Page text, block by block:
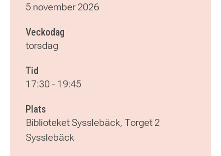
5 november 2026
Veckodag
torsdag
Tid
17:30 - 19:45
Plats
Biblioteket Sysslebäck, Torget 2
Sysslebäck